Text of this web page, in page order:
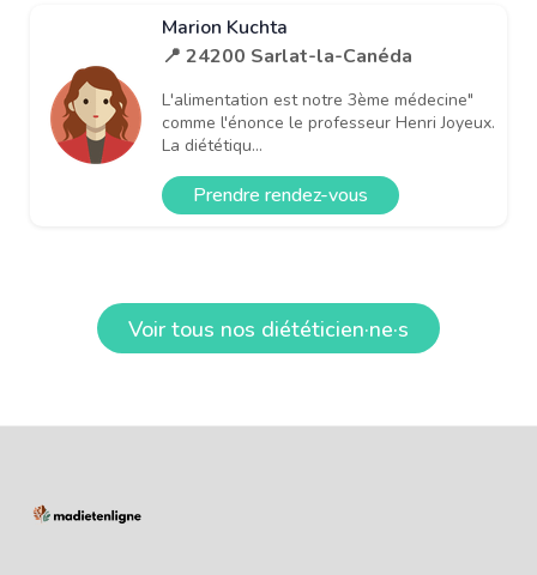
Marion Kuchta
📍 24200 Sarlat-la-Canéda
L'alimentation est notre 3ème médecine"
comme l'énonce le professeur Henri Joyeux.
La diététiqu...
Prendre rendez-vous
Voir tous nos diététicien·ne·s